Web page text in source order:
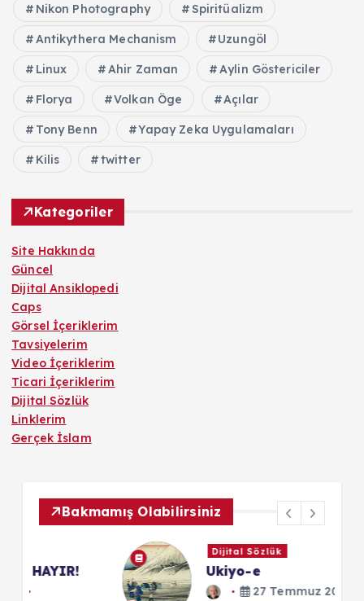
Nikon Photography Spiritüalizm
Antikythera Mechanism Uzungöl
Linux Ahir Zaman Aylin Göstericiler
Florya Volkan Öge Açılar
Tony Benn Yapay Zeka Uygulamaları
Kilis twitter
Kategoriler
Site Hakkında
Güncel
Dijital Ansiklopedi
Caps
Görsel İçeriklerim
Tavsiyelerim
Video İçeriklerim
Ticari İçeriklerim
Dijital Sözlük
Linklerim
Gerçek İslam
Bakmamış Olabilirsiniz
Dijital Sözlük
Ukiyo-e
27 Temmuz 2025